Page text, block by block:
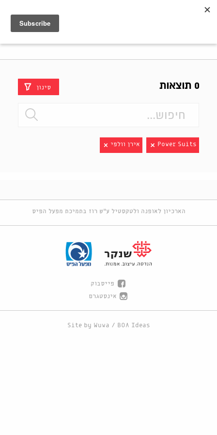
0 תוצאות סינון
Power Suits אירן וולפי
הארכיון לאופנה ולטקסטיל ע"ש רוז בתמיכת מפעל הפיס
פייסבוק
אינסטגרם
Site by Wuwa / BOA Ideas